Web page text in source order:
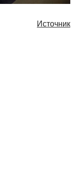
Источник